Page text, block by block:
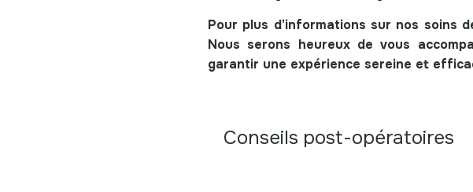
Pour plus d’informations sur nos soins
Nous serons heureux de vous
garantir une expérience sereine et
Conseils post-opératoires